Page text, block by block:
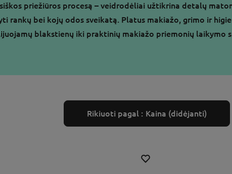
priežiūros procesą – veidrodėliai užtikrina detalų
bei kojų odos sveikatą. Platus makiažo, grimo ir
blakstienų iki praktinių makiažo priemonių laikymo
Rikiuoti pagal : Kaina (didėjanti)